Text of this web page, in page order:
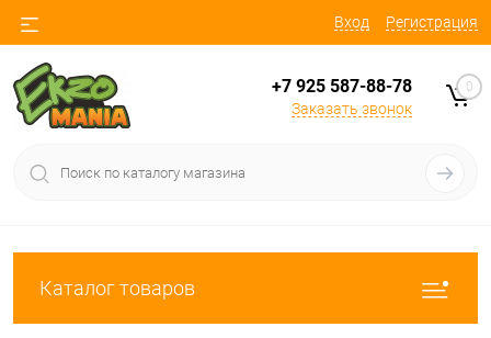
Вход Регистрация
+7 925 587-88-78
Заказать звонок
0
Каталог товаров